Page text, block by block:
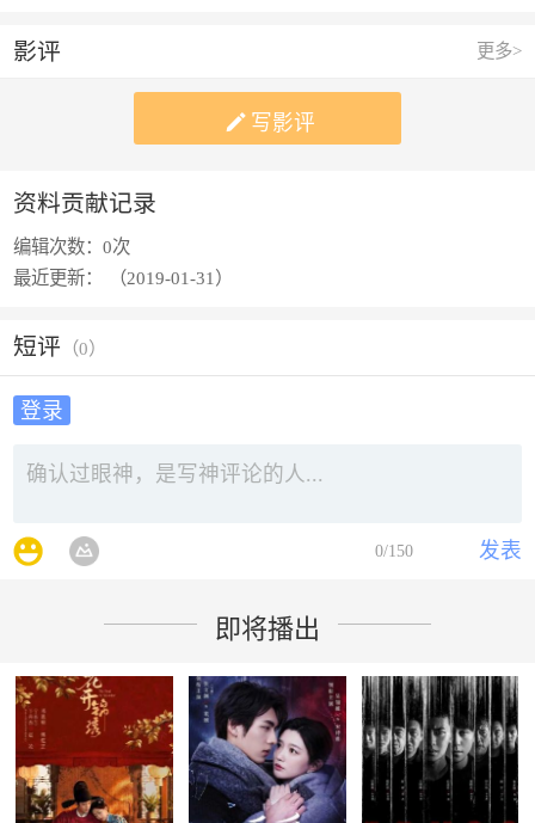
更多>
影评
 写影评
资料贡献记录
编辑次数：0次
最近更新：
（2019-01-31）
短评 （0）
登录
发表
0/150
即将播出